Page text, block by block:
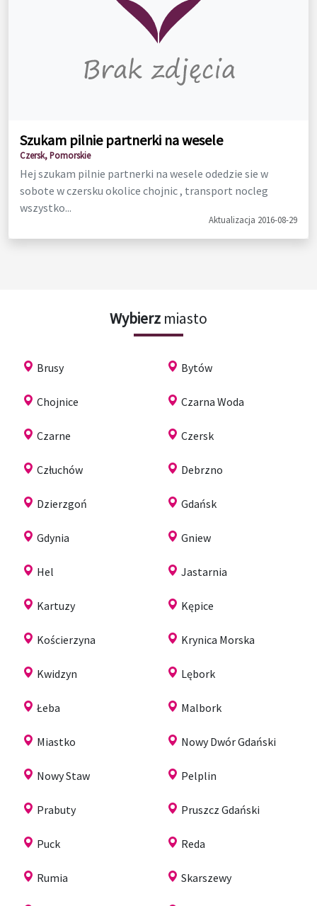
Szukam pilnie partnerki na wesele
Czersk, Pomorskie
Hej szukam pilnie partnerki na wesele odedzie sie w
sobote w czersku okolice chojnic , transport nocleg
wszystko...
Aktualizacja 2016-08-29
Wybierz miasto
Brusy Bytów
Chojnice Czarna Woda
Czarne Czersk
Człuchów Debrzno
Dzierzgoń Gdańsk
Gdynia Gniew
Hel Jastarnia
Kartuzy Kępice
Kościerzyna Krynica Morska
Kwidzyn Lębork
Łeba Malbork
Miastko Nowy Dwór Gdański
Nowy Staw Pelplin
Prabuty Pruszcz Gdański
Puck Reda
Rumia Skarszewy